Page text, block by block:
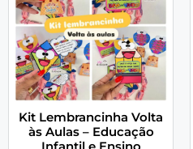
Kit Lembrancinha Volta
às Aulas – Educação